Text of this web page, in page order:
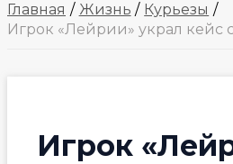
Главная
Жизнь
Курьезы
Игрок «Лейрии» украл кейс
Игрок